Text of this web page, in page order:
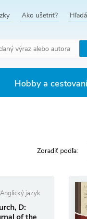
Ako ušetriť?
Hobby a
Zoradiť podľa:
Anglický jazyk
D: